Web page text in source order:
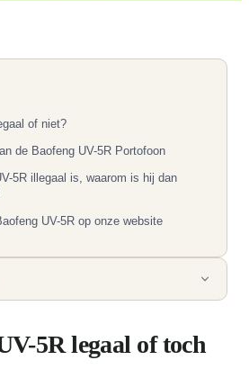
of niet?
de Baofeng UV-5R Portofoon
5R illegaal is, waarom is hij dan
UV-5R op onze website
5R legaal of toch